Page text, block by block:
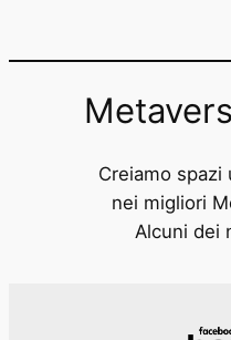
Creiamo
nei migliori
Alcuni dei